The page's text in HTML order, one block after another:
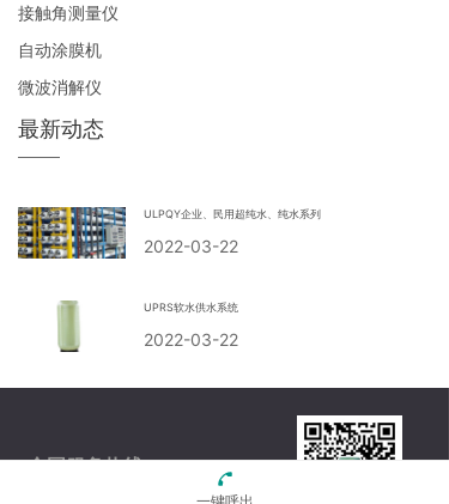
接触角测量仪
自动涂膜机
微波消解仪
最新动态
ULPQY企业、民用超纯水、纯水系列
2022-03-22
UPRS软水供水系统
2022-03-22
全国服务热线：
一键呼出